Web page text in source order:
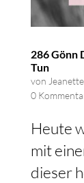
286 Gönn
Tun
von
0
Heute
mit
dieser